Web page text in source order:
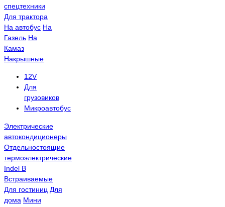
спецтехники
Для трактора
На автобус На
Газель На
Камаз
Накрышные
12V
Для
грузовиков
Микроавтобус
Электрические
автокондиционеры
Отдельностоящие
термоэлектрические
Indel B
Встраиваемые
Для гостиниц Для
дома Мини